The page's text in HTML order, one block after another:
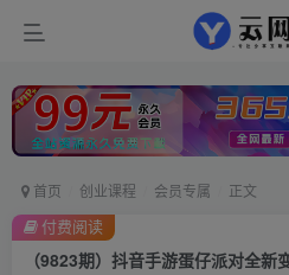
首页 创业课程 会员专属 正文
付费阅读